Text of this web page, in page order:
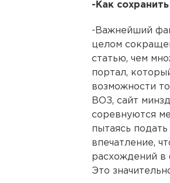
-Как
-Важнейший
целом
статью, чем
портал,
возможности
ВОЗ, сайт
соревнуются
пытаясь
впечатление,
расхождений в
Это